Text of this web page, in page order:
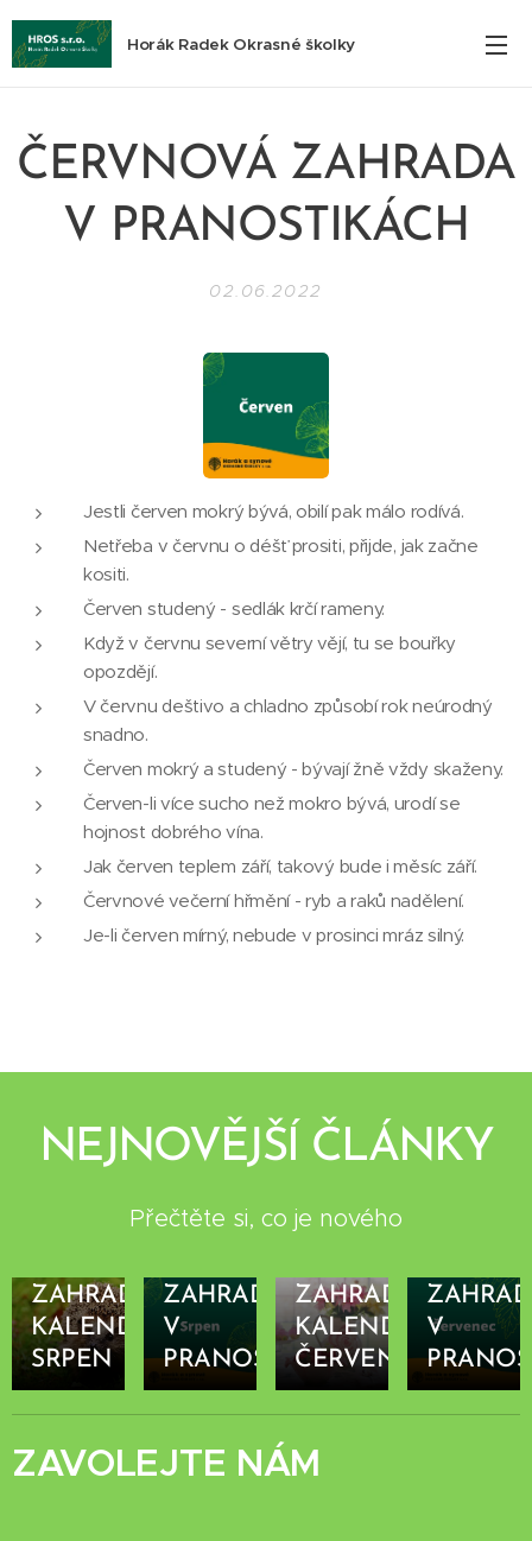
Horák Radek Okrasné školky
ČERVNOVÁ ZAHRADA
V PRANOSTIKÁCH
02.06.2022
Jestli červen mokrý bývá, obilí pak málo rodívá.
Netřeba v červnu o déšť prositi, přijde, jak začne
kositi.
Červen studený - sedlák krčí rameny.
Když v červnu severní větry vějí, tu se bouřky
opozdějí.
V červnu deštivo a chladno způsobí rok neúrodný
snadno.
Červen mokrý a studený - bývají žně vždy skaženy.
Červen-li více sucho než mokro bývá, urodí se
hojnost dobrého vína.
Jak červen teplem září, takový bude i měsíc září.
Červnové večerní hřmění - ryb a raků nadělení.
Je-li červen mírný, nebude v prosinci mráz silný.
NEJNOVĚJŠÍ ČLÁNKY
Přečtěte si, co je nového
ZAHRADNÍKŮV
KALENDÁŘ:
SRPEN
10.08.2022
ZAHRADA
V
PRANOSTIKÁCH
ZAHRADNÍKŮV
KALENDÁŘ:
ČERVENEC
V
ZAVOLEJTE NÁM